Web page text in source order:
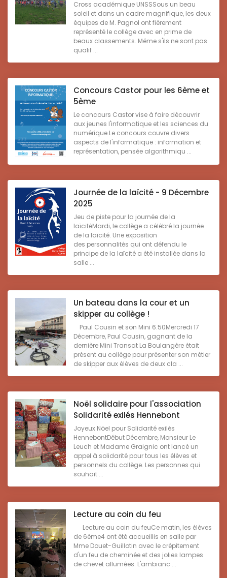
Cross académique UNSSSous un beau
soleil et dans un cadre magnifique, les deux
équipes de M. Pagnol ont fièrement
représenté le collège avec en prime de
beaux classements. Même s'ils ne sont pas
qualif ...
Concours Castor pour les 6ème et
5ème
Le concours Castor vise à faire découvrir
aux jeunes l'informatique et les sciences du
numérique.Le concours couvre divers
aspects de l'informatique : information et
représentation, pensée algorithmiqu ...
Journée de la laïcité - 9 Décembre
2025
Jeu de piste pour la journée de la
laïcitéMardi, le collège a célébré la journée
de la laïcité. Une exposition
des personnalités qui ont défendu le
principe de la laïcité a été installée dans la
salle ...
Un bateau dans la cour et un
skipper au collège !
Paul Cousin et son Mini 6.50Mercredi 17
Décembre, Paul Cousin, gagnant de la
dernière Mini Transat La Boulangère était
présent au collège pour présenter son métier
de skipper aux élèves de deux cla ...
Noël solidaire pour l'association
Solidarité exilés Hennebont
Joyeux Nöel pour Solidarité exilés
HennebontDébut Décembre, Monsieur Le
Leuch et Madame Graignic ont lancé un
appel à solidarité pour tous les élèves et
personnels du collège. Les personnes qui
souhait ...
Lecture au coin du feu
Lecture au coin du feuCe matin, les élèves
de 6ème4 ont été accueillis en salle par
Mme Douet-Guillotin avec le crépitement
d'un feu de cheminée et des jolies lampes
de chevet allumées. L'ambianc ...